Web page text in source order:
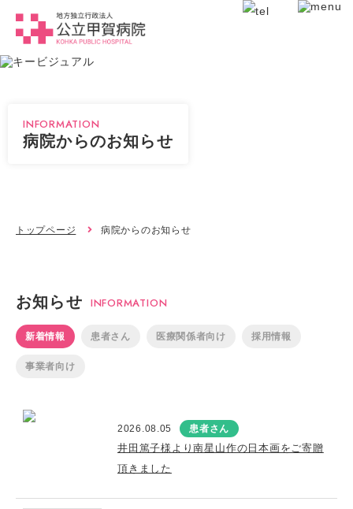
INFORMATION
病院からのお知らせ
トップページ 病院からのお知らせ
お知らせ INFORMATION
新着情報 患者さん 医療関係者向け 採用情報
事業者向け
2026.08.05 患者さん
井田篤子様より南星山作の日本画をご寄贈
頂きました